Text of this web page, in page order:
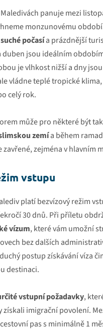
panuje mezi
monzunovému
počasía prázdnější
duben jsou ideálním
je vlhkost nižší a dny
vládne teplé tropické
celý rok.
může pro některé být
zemía během
zejména v hlavním
vstupu
platí bezvízový režim
30 dnů. Při příletu
vízum, které vám umožní
bez dalších
postup získávání víza
destinaci.
vstupní požadavky,
získali imigrační povolení.
pas s minimálně 1